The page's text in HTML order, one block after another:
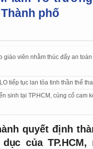
phố
viên nhằm thúc đẩy an
tiếp tục lan tỏa tinh thần thể
sinh tại TP.HCM, củng cố cam
quyết định
của